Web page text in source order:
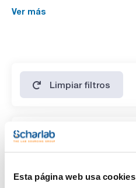
Esta página web usa cookies
Ver más
Limpiar filtros
Características
Disolvente
Acetone (1)